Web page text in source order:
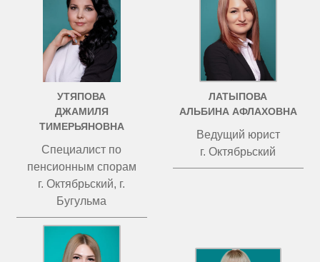
УТЯПОВА
ДЖАМИЛЯ
ТИМЕРЬЯНОВНА
Специалист по
пенсионным спорам
г. Октябрьский, г.
Бугульма
ЛАТЫПОВА
АЛЬБИНА АФЛАХОВНА
Ведущий юрист
г. Октябрьский